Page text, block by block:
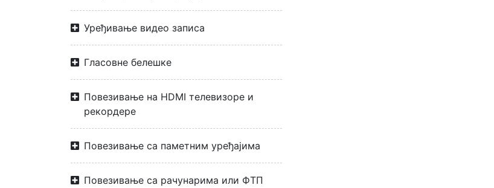
Уређивање видео записа
Гласовне белешке
Повезивање на HDMI телевизоре и
рекордере
Повезивање са паметним уређајима
Повезивање са рачунарима или ФТП